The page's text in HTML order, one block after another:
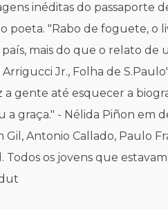
inéditas do passaporte
poeta. "Rabo de foguete, o
mais do que o relato de
Jr., Folha de
a gente até esquecer a
a graça." - Nélida Piñon em
Antonio Callado, Paulo
os jovens que